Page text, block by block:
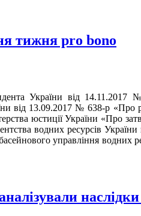
тижня pro bono
України від 14.11.2017
від 13.09.2017 № 638-р «Про
юстиції України «Про
водних ресурсів
управління водних
наслідки